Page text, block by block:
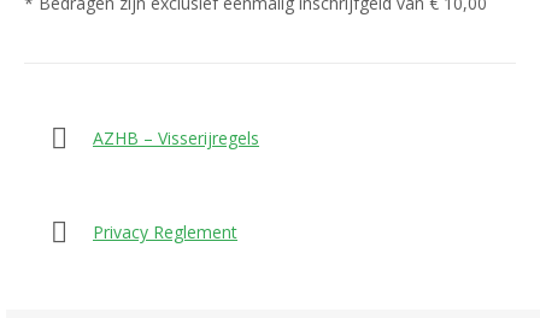
AZHB – Visserijregels
Privacy Reglement